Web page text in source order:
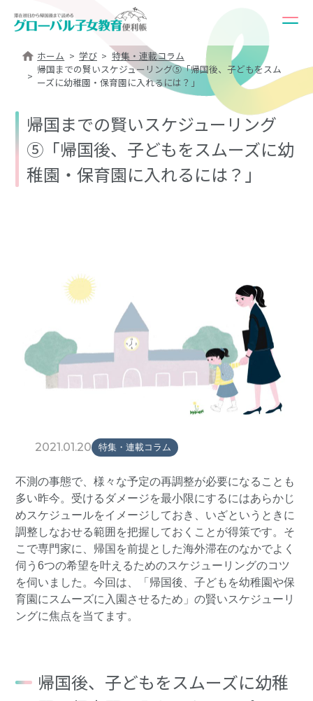
ホーム 学び
特集・連載コラム
帰国までの賢いスケジューリング⑤「帰国後、子どもをスム
ーズに幼稚園・保育園に入れるには？」
帰国までの賢いスケジューリング
⑤「帰国後、子どもをスムーズに幼
稚園・保育園に入れるには？」
2021.01.20 特集・連載コラム
不測の事態で、様々な予定の再調整が必要になることも
多い昨今。受けるダメージを最小限にするにはあらかじ
めスケジュールをイメージしておき、いざというときに
調整しなおせる範囲を把握しておくことが得策です。そ
こで専門家に、帰国を前提とした海外滞在のなかでよく
伺う6つの希望を叶えるためのスケジューリングのコツ
を伺いました。今回は、「帰国後、子どもを幼稚園や保
育園にスムーズに入園させるため」の賢いスケジューリ
ングに焦点を当てます。
帰国後、子どもをスムーズに幼稚